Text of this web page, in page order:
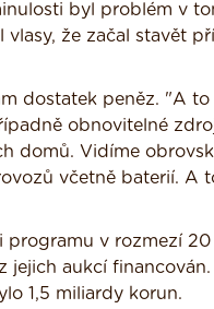
byl problém v
že začal stavět
dostatek peněz. "A to
obnovitelné
domů. Vidíme
včetně baterií. A
programu v rozmezí 20
jejich aukcí financován.
1,5 miliardy korun.